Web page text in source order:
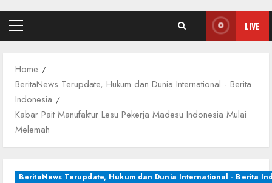
Primary
LIVE
Home
BeritaNews Terupdate, Hukum dan Dunia International - Berita
Indonesia
Kabar Pait Manufaktur Lesu Pekerja Madesu Indonesia Mulai
Melemah
BeritaNews Terupdate, Hukum dan Dunia International - Berita